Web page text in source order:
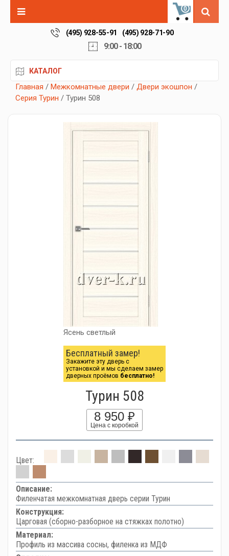
0
(495) 928-55-91 (495) 928-71-90
9:00 - 18:00
КАТАЛОГ
Главная / Межкомнатные двери / Двери экошпон /
Серия Турин / Турин 508
Ясень светлый
Бесплатный замер!
Закажите эту дверь с
установкой и мы сделаем замер
дверных проёмов бесплатно!
Турин 508
8 950 ₽
Цена с коробкой
Цвет:
Описание:
Филенчатая межкомнатная дверь серии Турин
Конструкция:
Царговая (сборно-разборное на стяжках полотно)
Материал:
Профиль из массива сосны, филенка из МДФ